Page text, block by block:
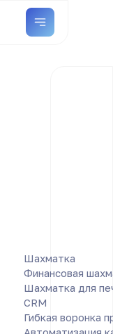
Шахматка
Финансовая
Шахматка для
CRM
Гибкая воронка